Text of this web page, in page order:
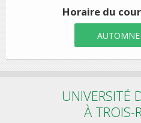
Horaire du
UNIVERSITÉ
À TROIS-